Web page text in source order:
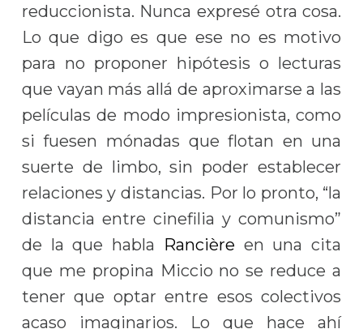
reduccionista. Nunca expresé otra cosa.
Lo que digo es que ese no es motivo
para no proponer hipótesis o lecturas
que vayan más allá de aproximarse a las
películas de modo impresionista, como
si fuesen mónadas que flotan en una
suerte de limbo, sin poder establecer
relaciones y distancias. Por lo pronto, “la
distancia entre cinefilia y comunismo”
de la que habla Rancière en una cita
que me propina Miccio no se reduce a
tener que optar entre esos colectivos
acaso imaginarios. Lo que hace ahí